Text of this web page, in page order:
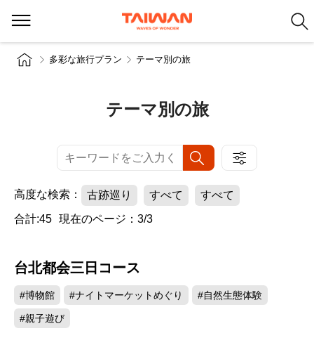
多彩な旅行プラン テーマ別の旅
テーマ別の旅
高度な検索： 古跡巡り すべて
すべて
合計:45 現在のページ：3/3
台北都会三日コース
#博物館 #ナイトマーケットめぐり #自然生態体験
#親子遊び